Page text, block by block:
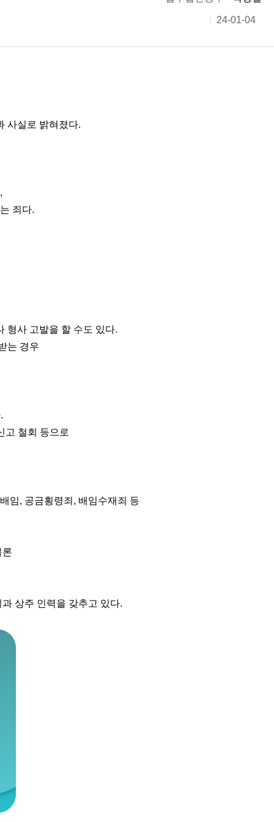
24-01-04
사실로 밝혀졌다.
죄다.
형사 고발을 할 수도 있다.
는 경우
고 철회 등으로
임, 공금횡령죄, 배임수재죄 등
론
상주 인력을 갖추고 있다.